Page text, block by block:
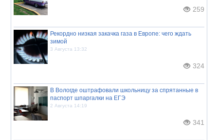
259
Рекордно низкая закачка газа в Европе: чего ждать
зимой
3 Августа 13:32
324
В Вологде оштрафовали школьницу за спрятанные в
паспорт шпаргалки на ЕГЭ
2 Августа 14:19
341